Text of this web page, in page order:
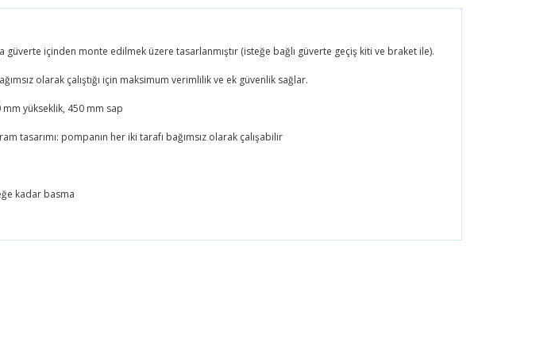
içinden monte edilmek üzere tasarlanmıştır (isteğe bağlı güverte geçiş kiti ve braket ile).
olarak çalıştığı için maksimum verimlilik ve ek güvenlik sağlar.
yükseklik, 450 mm sap
tasarımı: pompanın her iki tarafı bağımsız olarak çalışabilir
kadar basma